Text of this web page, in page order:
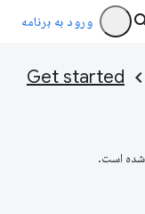
ورود به برنامه
Get started
است.